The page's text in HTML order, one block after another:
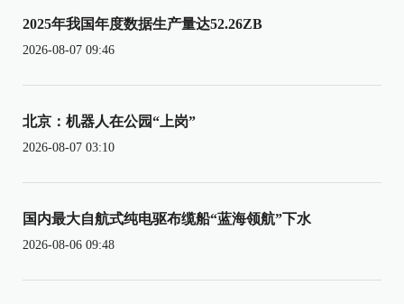
2025年我国年度数据生产量达52.26ZB
2026-08-07 09:46
北京：机器人在公园“上岗”
2026-08-07 03:10
国内最大自航式纯电驱布缆船“蓝海领航”下水
2026-08-06 09:48